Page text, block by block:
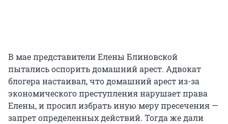
В мае представители Елены Блиновской
пытались оспорить домашний арест. Адвокат
блогера настаивал, что домашний арест из-за
экономического преступления нарушает права
Елены, и просил избрать иную меру пресечения —
запрет определенных действий. Тогда же дали